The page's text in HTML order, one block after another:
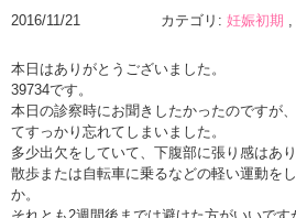
カテゴリ: 妊娠初期
2016/11/21
本日はありがとうございました。
39734です。
本日の診察時にお聞きしたかったのですが
てすっかり忘れてしまいました。
多少出欠をしていて、下腹部に張り感はあ
散歩または自転車に乗るなどの軽い運動を
か。